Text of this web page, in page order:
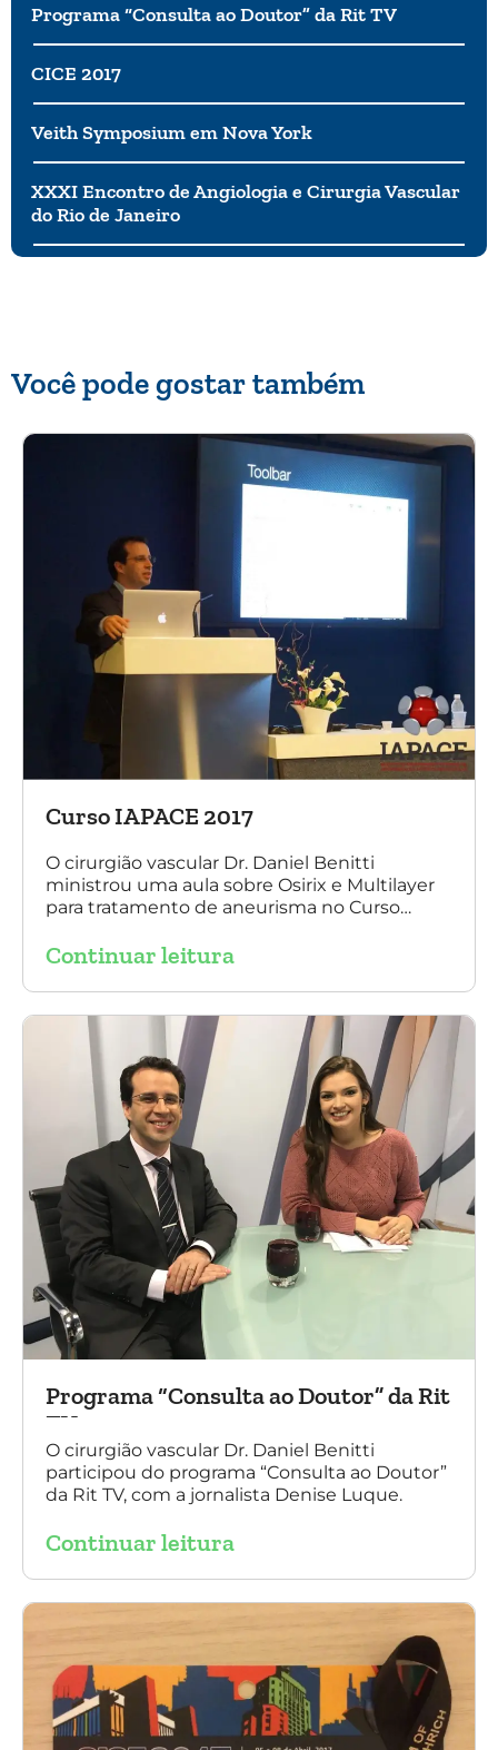
Programa “Consulta ao Doutor” da Rit TV
CICE 2017
Veith Symposium em Nova York
XXXI Encontro de Angiologia e Cirurgia Vascular
do Rio de Janeiro
Você pode gostar também
Curso IAPACE 2017
O cirurgião vascular Dr. Daniel Benitti
ministrou uma aula sobre Osirix e Multilayer
para tratamento de aneurisma no Curso
2017). Agradecemos a todos os participantes
Sergio Belczak pelo convite!
Continuar leitura
Programa “Consulta ao Doutor” da Rit
TV
O cirurgião vascular Dr. Daniel Benitti
participou do programa “Consulta ao Doutor”
da Rit TV, com a jornalista Denise Luque.
Continuar leitura